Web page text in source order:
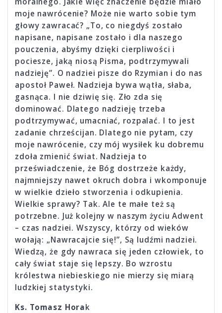
moje nawrócenie? Może nie warto sobie tym
głowy zawracać? „To, co niegdyś zostało
napisane, napisane zostało i dla naszego
pouczenia, abyśmy dzięki cierpliwości i
pociesze, jaką niosą Pisma, podtrzymywali
nadzieję”. O nadziei pisze do Rzymian i do nas
apostoł Paweł. Nadzieja bywa wątła, słaba,
gasnąca. I nie dziwię się. Zło zda się
dominować. Dlatego nadzieję trzeba
podtrzymywać, umacniać, rozpalać. I to jest
zadanie chrześcijan. Dlatego nie pytam, czy
moje nawrócenie, czy mój wysiłek ku dobremu
zdoła zmienić świat. Nadzieja to
przeświadczenie, że Bóg dostrzeże każdy,
najmniejszy nawet okruch dobra i wkomponuje
w wielkie dzieło stworzenia i odkupienia.
Wielkie sprawy? Tak. Ale te małe też są
potrzebne. Już kolejny w naszym życiu Adwent
– czas nadziei. Wszyscy, którzy od wieków
wołają: „Nawracajcie się!”, Są ludźmi nadziei.
Wiedzą, że gdy nawraca się jeden człowiek, to
cały świat staje się lepszy. Bo wzrostu
królestwa niebieskiego nie mierzy się miarą
ludzkiej statystyki.
Ks. Tomasz Horak